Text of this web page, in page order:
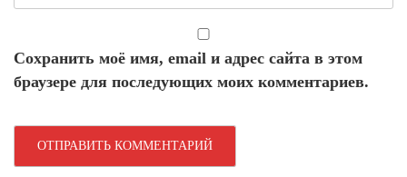
Сохранить моё имя, email и адрес сайта в этом
браузере для последующих моих комментариев.